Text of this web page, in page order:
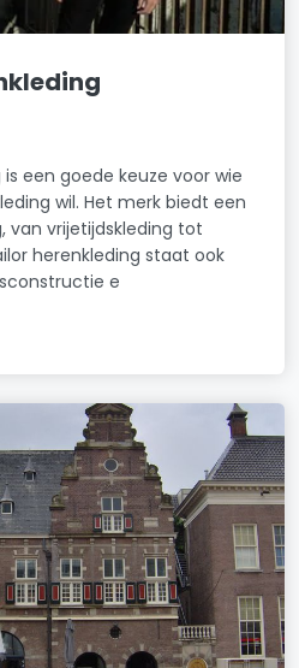
een goede keuze voor wie
wil. Het merk biedt een
van vrijetijdskleding tot
herenkleding staat ook
e